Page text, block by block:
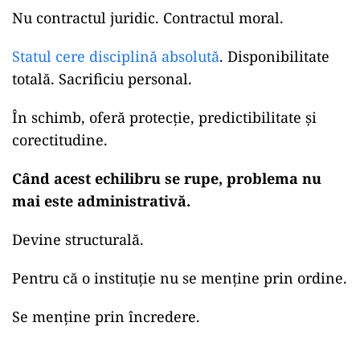
Nu contractul juridic. Contractul moral.
Statul cere disciplină absolută. Disponibilitate
totală. Sacrificiu personal.
În schimb, oferă protecție, predictibilitate și
corectitudine.
Când acest echilibru se rupe, problema nu
mai este administrativă.
Devine structurală.
Pentru că o instituție nu se menține prin ordine.
Se menține prin încredere.